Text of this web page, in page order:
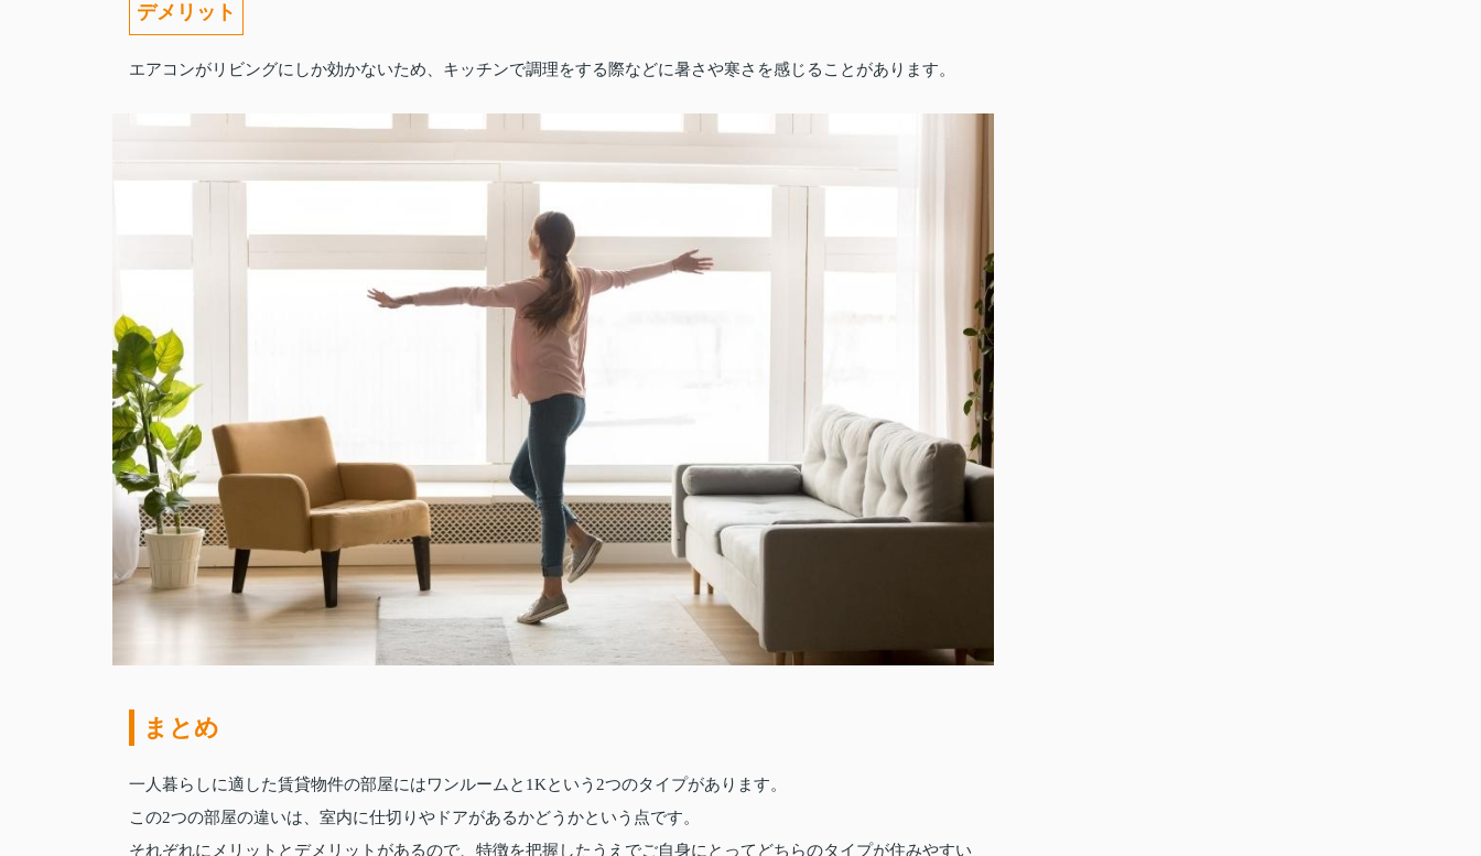
デメリット
エアコンがリビングにしか効かないため、キッチンで調理をする際などに暑さや寒さを感じることがあります。
まとめ
一人暮らしに適した賃貸物件の部屋にはワンルームと1Kという2つのタイプがあります。
この2つの部屋の違いは、室内に仕切りやドアがあるかどうかという点です。
それぞれにメリットとデメリットがあるので、特徴を把握したうえでご自身にとってどちらのタイプが住みやすい